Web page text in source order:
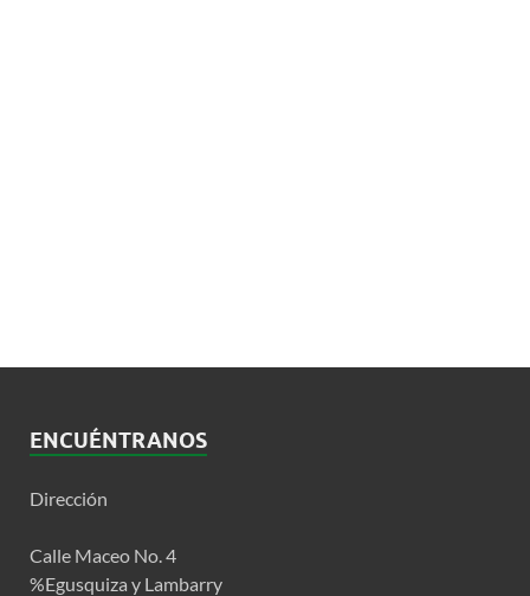
ENCUÉNTRANOS
Dirección
Calle Maceo No. 4
%Egusquiza y Lambarry